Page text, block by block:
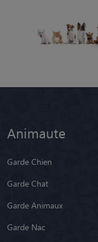
Animaute
Garde Chien
Garde Chat
Garde Animaux
Garde Nac